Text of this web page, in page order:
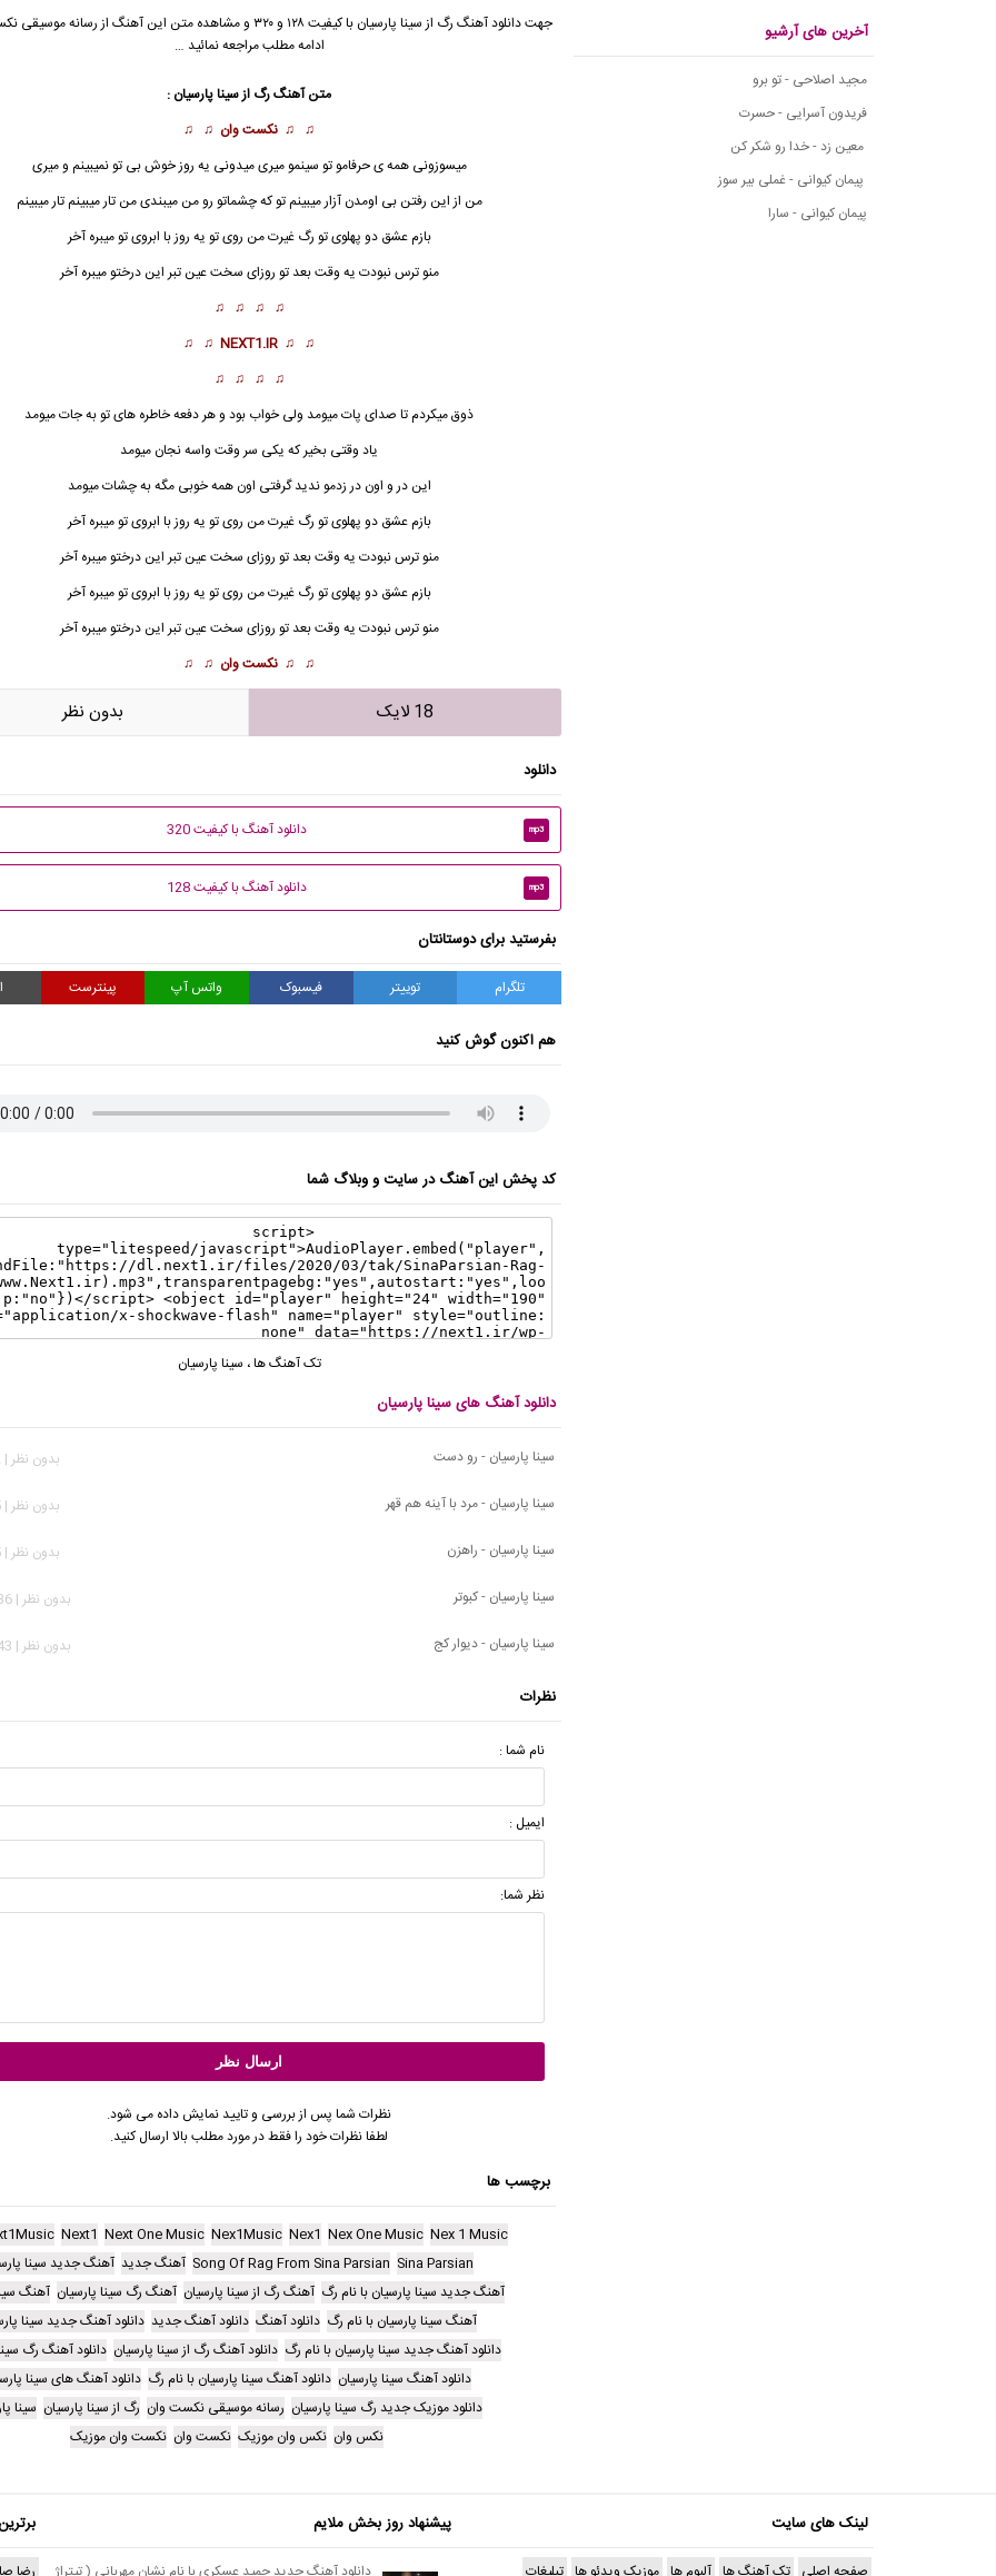
آخرین های آرشیو
مجید اصلاحی - تو برو
فریدون آسرایی - حسرت
معین زد - خدا رو شکر کن
پیمان کیوانی - غملی بیر سوز
پیمان کیوانی - سارا
جهت دانلود آهنگ رگ از سینا پارسیان با کیفیت ۱۲۸ و ۳۲۰ و مشاهده متن این آهنگ از
ادامه مطلب مراجعه نمائید …
متن آهنگ رگ از سینا پارسیان :
♫ ♫ نکست وان ♫ ♫
میسوزونی همه ی حرفامو تو سینمو میری میدونی یه روز خوش بی تو نمیبینم و میری
من از این رفتن بی اومدن آزار میبینم تو که چشماتو رو من میبندی من تار میبینم تار میبینم
بازم عشق دو پهلوی تو رگ غیرت من روی تو یه روز با ابروی تو میبره آخر
منو ترس نبودت یه وقت بعد تو روزای سخت عین تبر این درختو میبره آخر
♫ ♫ ♫ ♫
♫ ♫
NEXT1.IR
♫ ♫
♫ ♫ ♫ ♫
ذوق میکردم تا صدای پات میومد ولی خواب بود و هر دفعه خاطره های تو به جات میومد
یاد وقتی بخیر که یکی سر وقت واسه نجان میومد
این در و اون در زدمو ندید گرفتی اون همه خوبی مگه به چشات میومد
بازم عشق دو پهلوی تو رگ غیرت من روی تو یه روز با ابروی تو میبره آخر
منو ترس نبودت یه وقت بعد تو روزای سخت عین تبر این درختو میبره آخر
بازم عشق دو پهلوی تو رگ غیرت من روی تو یه روز با ابروی تو میبره آخر
منو ترس نبودت یه وقت بعد تو روزای سخت عین تبر این درختو میبره آخر
♫ ♫ نکست وان ♫ ♫
18 لایک بدون نظر
دانلود
mp3 دانلود آهنگ با کیفیت 320
mp3 دانلود آهنگ با کیفیت 128
بفرستید برای دوستانتان
تلگرام توییتر فیسبوک واتس آپ پینترست
هم اکنون گوش کنید
کد پخش این آهنگ در سایت و وبلاگ شما
تک آهنگ ها، سینا پارسیان
دانلود آهنگ های سینا پارسیان
سینا پارسیان - رو دست
بدون نظر | 412 بازدید
سینا پارسیان - مرد‌ با‌ آینه هم قهر
بدون نظر | 585 بازدید
سینا پارسیان - راهزن
بدون نظر | 645 بازدید
سینا پارسیان - کبوتر
بدون نظر | 2,436 بازدید
سینا پارسیان - دیوار کج
بدون نظر | 1,643 بازدید
نظرات
نام شما :
ایمیل :
نظر شما:
نظرات شما پس از بررسی و تایید نمایش داده می شود.
لطفا نظرات خود را فقط در مورد مطلب بالا ارسال کنید.
برچسب ها
Nex 1 Music
Nex One Music
Nex1
Nex1Music
Next One Music
Next1
Sina Parsian
Song Of Rag From Sina Parsian آهنگ جدید آهنگ جدید سینا
آهنگ جدید سینا پارسیان با نام رگ آهنگ رگ از سینا پارسیان آهنگ رگ سینا پارسیان آهنگ
آهنگ سینا پارسیان با نام رگ دانلود آهنگ دانلود آهنگ جدید دانلود آهنگ جدید سینا
دانلود آهنگ جدید سینا پارسیان با نام رگ دانلود آهنگ رگ از سینا پارسیان دانلود آهنگ رگ
دانلود آهنگ سینا پارسیان دانلود آهنگ سینا پارسیان با نام رگ دانلود آهنگ های سینا
دانلود موزیک جدید رگ سینا پارسیان رسانه موسیقی نکست وان رگ از سینا پارسیان سینا
نکس وان نکس وان موزیک نکست وان نکست وان موزیک
لینک های سایت
صفحه اصلی تک آهنگ ها آلبوم ها موزیک ویدئو ها تبلیغات
پیشنهاد روز بخش ملایم
دانلود آهنگ جدید حمید عسکری با نام نشان مهربانی ( تیتراژ رضا